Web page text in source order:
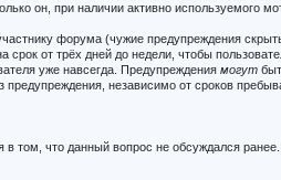
он, при наличии активно используемого
форума (чужие предупреждения
срок от трёх дней до недели, чтобы
уже навсегда. Предупреждениямогут
независимо от сроков
что данный вопрос не обсуждался